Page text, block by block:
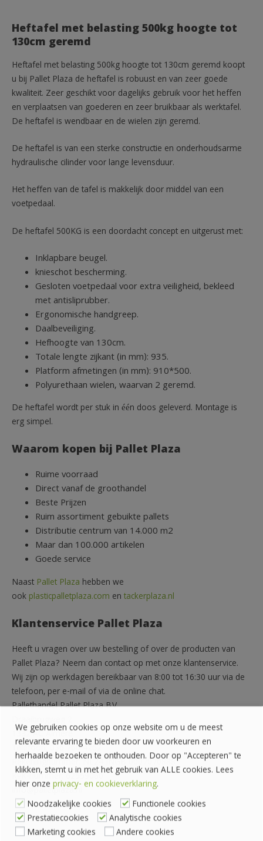
Heftafel met belasting 500kg hoogte tot
130cm geremd
Heftafel met belasting 500kg hoogte tot 130cm geremd koopt
u bij Pallet Plaza de heftafel is robuust en van zeer goede
kwaliteit. Zeer geschikt voor dagelijks gebruik voor het heffen
en verplaatsen van goederen en zeer bruikbaar als werktafel.
De heftafel is wendbaar en de wielen zijn geremd.
De heftafel is van een sterke constructie en onderhoudsarme
hydraulische cilinder voor lange levensduur.
Het heffen van de tafel is makkelijk door middel van een
voetpedaal.
De heftafel 500KG is een doordacht concept en uitgerust met:
Inklapbare beugel.
knieschot bescherming.
Gesloten voetpedaal voor extra veiligheid, bekleed
met antisliprubber.
Ergonomische handgreep.
Daalbeveiliging.
Hefhoogte van 130cm.
Totale lengte zijkant (in mm): 935.
Platform afmetingen (in mm): 910*500.
Polyurethaan wielen, waarvan 2 geremd.
De heftafel wordt per stuk in één doos geleverd. Montage is
erg simpel.
Waarom kopen bij Pallet Plaza
Ruime voorraad
Direct vanaf de groothandel
Beste Prijzen
Ruim assortiment gebuikte pallets
Distributie centrum van 14.000 m2
Maar dan 100.000 artikelen
Goede service
Naast Pallet Plaza hebben we
ook plasticpalletplaza.com en tackerplaza.nl
Klantenservice Pallet Plaza
Heeft u vragen over uw bestelling of over de producten van
Pallet Plaza? Neem dan contact op met onze klantenservice.
Wij zijn op werkdagen bereikbaar van 8:00 tot 16:30 uur via de
telefoon, per e-mail of via de online chat.
Pallethandel Pallet Plaza B.V.
Draaibrugweg 2
1332 AC Almere
Telefoon: 036 760 4262
Rekeningnummer: NL24 INGB 0007070888
KvK-nummer: 62559060
info@palletplaza.nl
We gebruiken cookies op onze website om u de meest
relevante ervaring te bieden door uw voorkeuren en
herhaalde bezoeken te onthouden. Door op "Accepteren" te
klikken, stemt u in met het gebruik van ALLE cookies. Lees
hier onze privacy- en cookieverklaring.
Noodzakelijke cookies
Functionele cookies
Prestatiecookies
Analytische cookies
Marketing cookies
Andere cookies